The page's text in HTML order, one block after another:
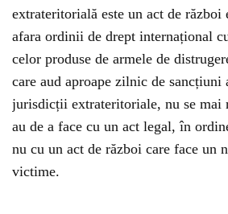
extrateritorială este un act de
afara ordinii de drept internațional
celor produse de armele de
care aud aproape zilnic de sancțiuni
jurisdicții extrateritoriale, nu se mai
au de a face cu un act legal, în
nu cu un act de război care face un
victime.